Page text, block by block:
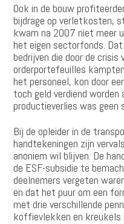
Ook in de bouw
bijdrage op verletkosten,
kwam na 2007 niet meer
het eigen sectorfonds.
bedrijven die door de
orderportefeuilles
het personeel, kon door
toch geld verdiend worden
productieverlies was geen
Bij de opleider in de
handtekeningen zijn
anoniem wil blijven. De
de ESF-subsidie te
deelnemers vergeten
en dat het puur om een
met drie verschillende
koffievlekken en kreukels